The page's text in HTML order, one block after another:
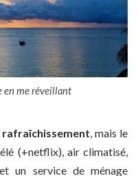
en me réveillant
, mais le
(+netflix), air climatisé,
un service de ménage